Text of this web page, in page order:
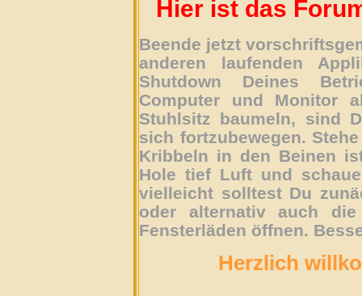
Hier ist das
Beende jetzt
anderen laufenden
Shutdown Deines
Computer und Monitor
Stuhlsitz baumeln, sind
sich fortzubewegen.
Kribbeln in den Beinen
Hole tief Luft und
vielleicht solltest Du
oder alternativ auch
Fensterläden öffnen.
Herzlich